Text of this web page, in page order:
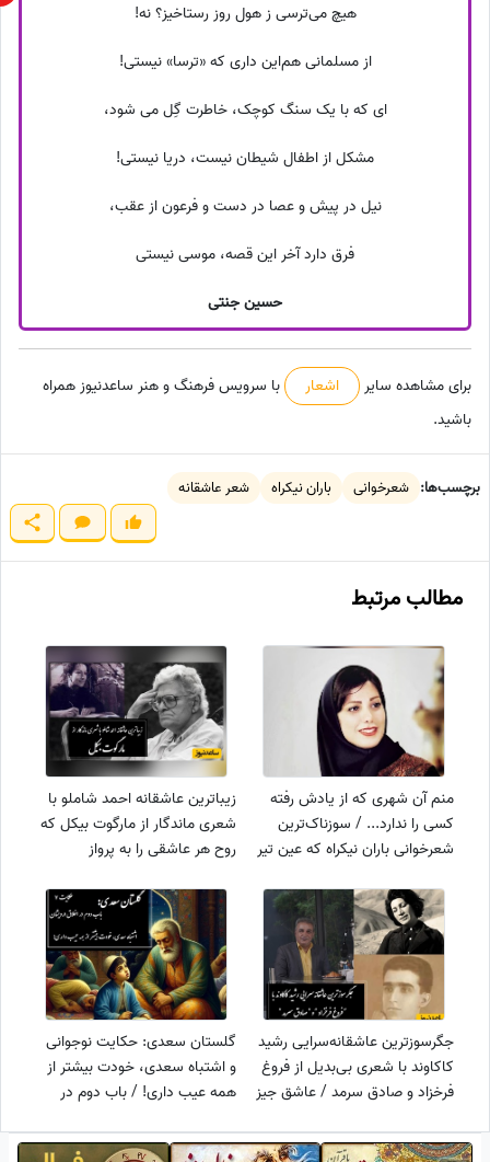
هیچ می‌ترسی ز هول روز رستاخیز؟ نه!
از مسلمانی هم‌این داری که «ترسا» نیستی!
ای که با یک سنگ کوچک، خاطرت گِل می شود،
مشکل از اطفال شیطان نیست، دریا نیستی!
نیل در پیش و عصا در دست و فرعون از عقب،
فرق دارد آخر این قصه، موسی نیستی
حسین جنتی
برای مشاهده سایر اشعار
با سرویس فرهنگ و هنر ساعدنیوز همراه
باشید.
برچسب‌ها: شعرخوانی باران نیکراه شعر عاشقانه
مطالب مرتبط
منم آن شهری که از یادش رفته
کسی را ندارد... / سوزناک‌ترین
شعرخوانی باران نیکراه که عین تیر
می‌بوسد لبت‌ را با غمت بیگانه
باشد+ ویدئو
زیباترین عاشقانه‌ احمد شاملو با
شعری ماندگار از مارگوت بیکل که
روح هر عاشقی را به پرواز
شاهکارو شنید و عاشق نشد+
ویدئو
جگرسوزترین عاشقانه‌سرایی رشید
کاکاوند با شعری بی‌بدیل از فروغ
فرخزاد و صادق سرمد / عاشق جیز
در نی‌نی چشمان تو خود را ویران
گلستان سعدی: حکایت نوجوانی
و اشتباه سعدی، خودت بیشتر از
همه عیب داری! / باب دوم در
+ فایل صوتی و نسخه‌های قدیمی